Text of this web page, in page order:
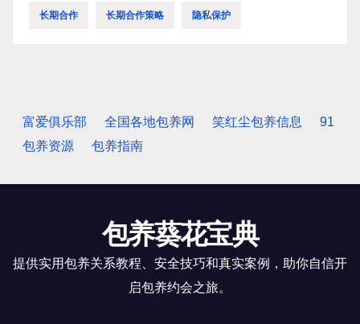
长期合作 长期合作策略 隐私保护
富爱俱乐部 全国各地包养网 笑红尘包养信息
91
包养资源
包养指南
包养葵花宝典
提供实用包养关系教程、安全技巧和真实案例，助你自信开
启包养约会之旅。